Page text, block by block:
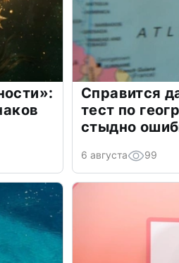
Справится
тест по
стыдно
6 августа 99